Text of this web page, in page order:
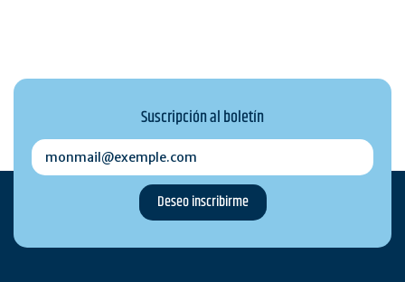
Suscripción al boletín
monmail@exemple.com